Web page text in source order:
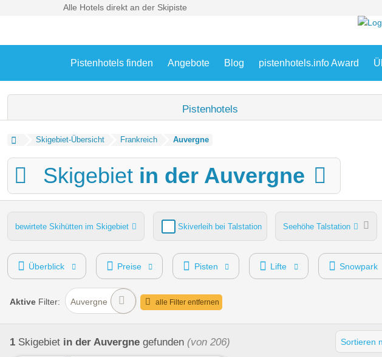
Alle Hotels direkt an der Skipiste
Pistenhotels finden Angebote Blog pistenhotels.info Award
Pistenhotels
Skigebiet-Übersicht Frankreich Auvergne
Skigebiet in der Auvergne
bewirtete Skihütten im Skigebiet Skiverleih bei Talstation Seehöhe Talstation
Lifte gesamt Funpark Après Ski im Skigebiet
Überblick Preise Pisten Lifte Snowpark
Aktive Filter: Auvergne alle Filter entfernen
1 Skigebiet in der Auvergne gefunden (von 206) Sortieren